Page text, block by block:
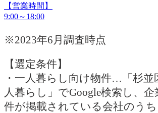
【営業時間】
9:00～18:00
※2023年6月調査時点
【選定条件】
・一人暮らし向け物件…「杉
人暮らし」でGoogle検索し、企
件が掲載されている会社のう